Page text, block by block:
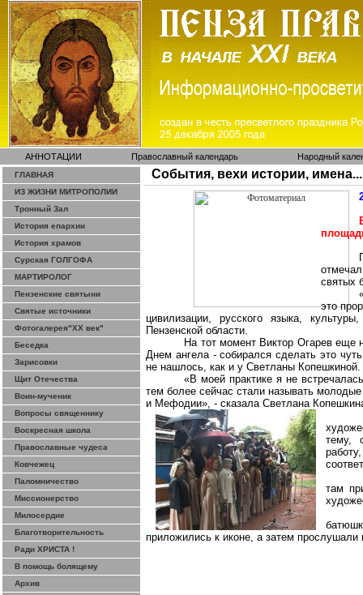
АННОТАЦИИ Православный календарь Народный
ГЛАВНАЯ
ИЗ ЖИЗНИ МИТРОПОЛИИ
Тронный Зал
История епархии
История храмов
Сурская ГОЛГОФА
МАРТИРОЛОГ
Пензенские святыни
Святые источники
Фотогалерея"ХХ век"
Беседка
Зарисовки
Щит Отечества
Воин-мученик
Вопросы священнику
Воскресная школа
Православные чудеса
Ковчежец
Паломничество
Миссионерство
Милосердие
Благотворительность
Ради ХРИСТА !
В помощь болящему
Архив
События, вехи истории, имена...
святых
это
цивилизации, русского языка,
Пензенской области.
На тот момент Виктор Огарев еще
Днем ангела - собирался сделать это
не нашлось, как и у Светланы Копешкиной.
«В моей практике я не
тем более сейчас стали называть
и Мефодии», - сказала Светлана
тему,
там
приложились к иконе, а затем